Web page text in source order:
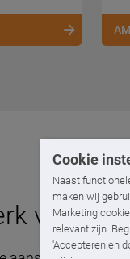
Cookie
Naast
maken wij
Marketing
relevant zijn.
'Accepteren en
van